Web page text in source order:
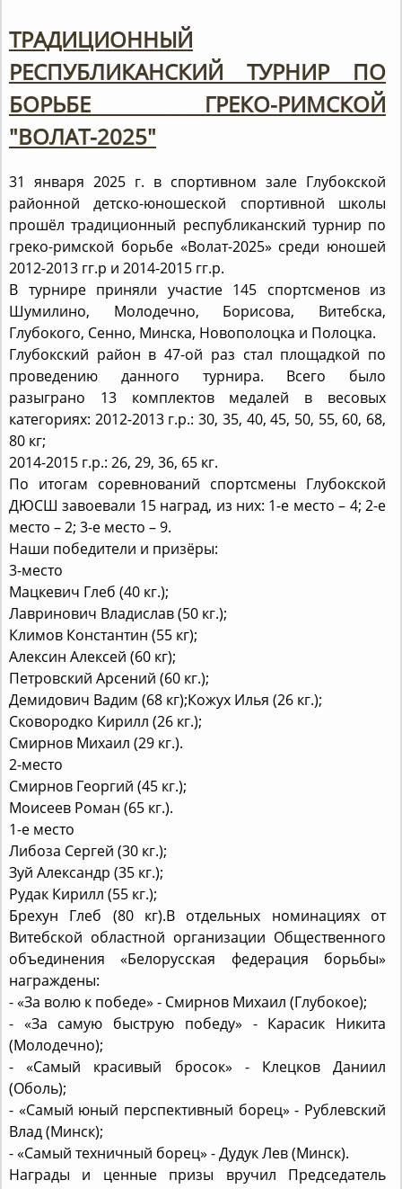
РЕСПУБЛИКАНСКИЙ ТУРНИР ПО
БОРЬБЕ ГРЕКО-РИМСКОЙ
"ВОЛАТ-2025"
районной детско-юношеской спортивной школы
прошёл традиционный республиканский турнир по
греко-римской борьбе «Волат-2025» среди юношей
2012-2013 гг.р и 2014-2015 гг.р.
В турнире приняли участие 145 спортсменов из
Шумилино, Молодечно, Борисова, Витебска,
Глубокого, Сенно, Минска, Новополоцка и Полоцка.
Глубокский район в 47-ой раз стал площадкой по
проведению данного турнира. Всего было
разыграно 13 комплектов медалей в весовых
категориях: 2012-2013 г.р.: 30, 35, 40, 45, 50, 55, 60, 68,
80 кг;
2014-2015 г.р.: 26, 29, 36, 65 кг.
По итогам соревнований спортсмены Глубокской
ДЮСШ завоевали 15 наград, из них: 1-е место – 4; 2-е
место – 2; 3-е место – 9.
Наши победители и призёры:
3-место
Мацкевич Глеб (40 кг.);
Лавринович Владислав (50 кг.);
Климов Константин (55 кг);
Алексин Алексей (60 кг);
Петровский Арсений (60 кг.);
Демидович Вадим (68 кг);Кожух Илья (26 кг.);
Сковородко Кирилл (26 кг.);
Смирнов Михаил (29 кг.).
2-место
Смирнов Георгий (45 кг.);
Моисеев Роман (65 кг.).
1-е место
Либоза Сергей (30 кг.);
Зуй Александр (35 кг.);
Рудак Кирилл (55 кг.);
Брехун Глеб (80 кг).В отдельных номинациях от
Витебской областной организации Общественного
объединения «Белорусская федерация борьбы»
награждены:
- «За волю к победе» - Смирнов Михаил (Глубокое);
- «За самую быструю победу» - Карасик Никита
(Молодечно);
- «Самый красивый бросок» - Клецков Даниил
(Оболь);
- «Самый юный перспективный борец» - Рублевский
Влад (Минск);
- «Самый техничный борец» - Дудук Лев (Минск).
Награды и ценные призы вручил Председатель
организации Арешонок Александр Викторович.